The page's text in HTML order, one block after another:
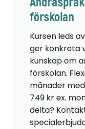
förskolan
Kursen leds
ger konkreta
kunskap om
förskolan.
månader
749 kr ex.
delta?